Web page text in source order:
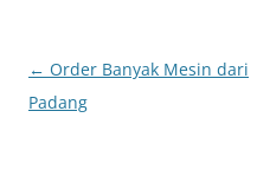
Post
navigation
← Order Banyak Mesin dari
Padang